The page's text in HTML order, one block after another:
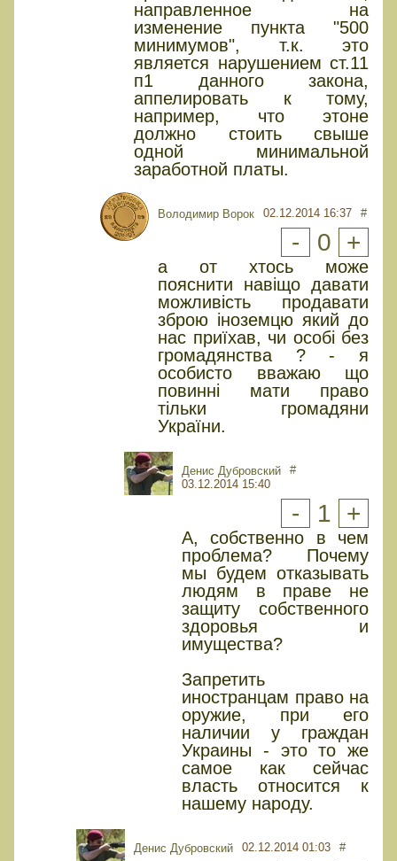
направленное на
изменение пункта "500
минимумов", т.к. это
является нарушением ст.11
п1 данного закона,
аппелировать к тому,
например, что этоне
должно стоить свыше
одной минимальной
заработной платы.
Володимир Ворок 02.12.2014 16:37 #
- 0 +
а от хтось може
пояснити навіщо давати
можливість продавати
зброю іноземцю який до
нас приїхав, чи особі без
громадянства ? - я
особисто вважаю що
повинні мати право
тільки громадяни
України.
Денис Дубровский
03.12.2014 15:40
#
- 1 +
А, собственно в чем
проблема? Почему
мы будем отказывать
людям в праве не
защиту собственного
здоровья и
имущества?
Запретить
иностранцам право на
оружие, при его
наличии у граждан
Украины - это то же
самое как сейчас
власть относится к
нашему народу.
Денис Дубровский 02.12.2014 01:03 #